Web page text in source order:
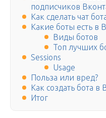
подписчиков
Как сделать чат
Какие боты есть в
Виды ботов
Топ лучших
Sessions
Usage
Польза или вред?
Как создать бота
Итог